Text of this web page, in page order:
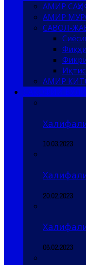
АМИР
АМИР
САВОЛ-
АМИР
10.03.2023
20.02.2023
06.02.2023